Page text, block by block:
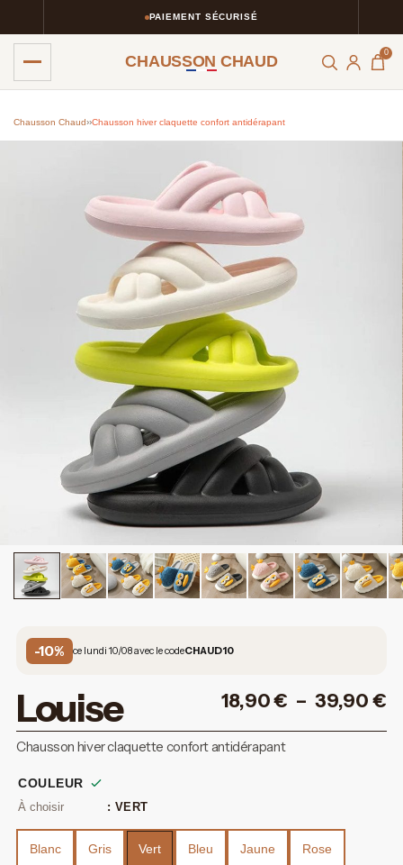
PAIEMENT SÉCURISÉ
CHAUSSON CHAUD 0
Chausson Chaud››Chausson hiver claquette confort antidérapant
-10% ce lundi 10/08 avec le codeCHAUD10
Louise 18,90€ – 39,90€
Chausson hiver claquette confort antidérapant
COULEUR
: VERT
Blanc Gris Vert Bleu Jaune Rose